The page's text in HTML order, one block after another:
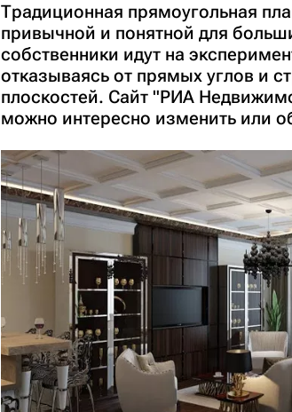
Традиционная прямоугольная
привычной и понятной для
собственники идут на
отказываясь от прямых углов и
плоскостей. Сайт "РИА
можно интересно изменить или